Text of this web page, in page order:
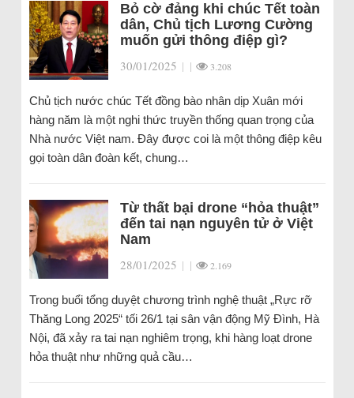
Bỏ cờ đảng khi chúc Tết toàn
dân, Chủ tịch Lương Cường
muốn gửi thông điệp gì?
30/01/2025 | | 3.208
Chủ tịch nước chúc Tết đồng bào nhân dịp Xuân mới
hàng năm là một nghi thức truyền thống quan trọng của
Nhà nước Việt nam. Đây được coi là một thông điệp kêu
gọi toàn dân đoàn kết, chung…
Từ thất bại drone “hỏa thuật”
đến tai nạn nguyên tử ở Việt
Nam
28/01/2025 | | 2.169
Trong buổi tổng duyệt chương trình nghệ thuật „Rực rỡ
Thăng Long 2025“ tối 26/1 tại sân vận động Mỹ Đình, Hà
Nội, đã xảy ra tai nạn nghiêm trọng, khi hàng loạt drone
hỏa thuật như những quả cầu…